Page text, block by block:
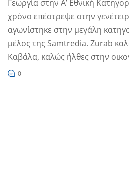
Γεωργία στην Α’ Εθνική
χρόνο επέστρεψε στην
αγωνίστηκε στην μεγάλη
μέλος της Samtredia. Zurab
Καβάλα, καλώς ήλθες στην
0